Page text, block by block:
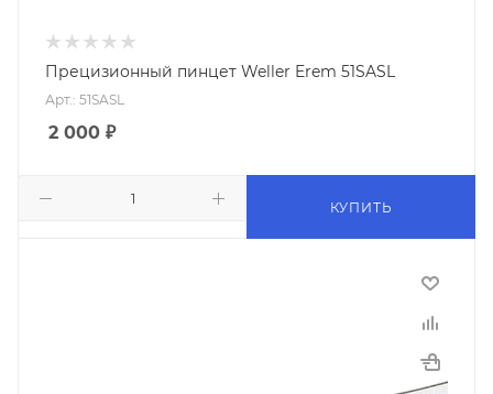
Прецизионный пинцет Weller Erem 51SASL
Арт.: 51SASL
2 000 ₽
КУПИТЬ